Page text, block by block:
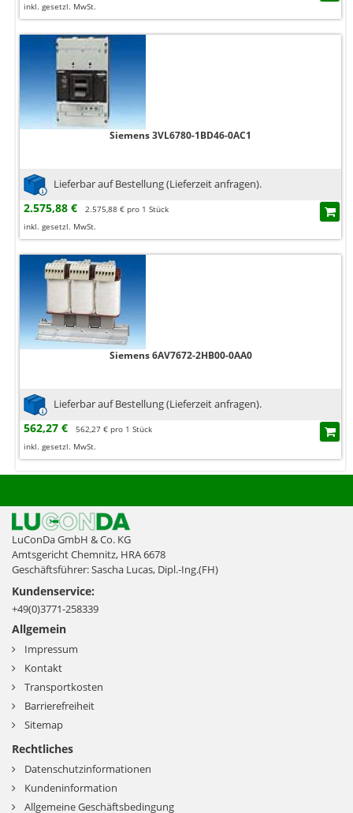
inkl. gesetzl. MwSt.
Siemens 3VL6780-1BD46-0AC1
Lieferbar auf Bestellung (Lieferzeit anfragen).
2.575,88 €
2.575,88 € pro 1 Stück
inkl. gesetzl. MwSt.
Siemens 6AV7672-2HB00-0AA0
Lieferbar auf Bestellung (Lieferzeit anfragen).
562,27 €
562,27 € pro 1 Stück
inkl. gesetzl. MwSt.
LuConDa GmbH & Co. KG
Amtsgericht Chemnitz, HRA 6678
Geschäftsführer: Sascha Lucas, Dipl.-Ing.(FH)
Kundenservice:
+49(0)3771-258339
Allgemein
Impressum
Kontakt
Transportkosten
Barrierefreiheit
Sitemap
Rechtliches
Datenschutzinformationen
Kundeninformation
Allgemeine Geschäftsbedingung